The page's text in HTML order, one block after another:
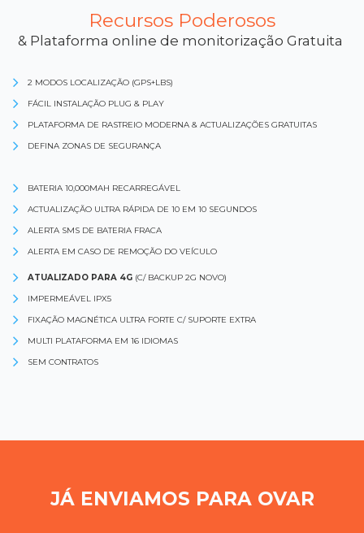
Recursos Poderosos
& Plataforma online de monitorização Gratuita
2 MODOS LOCALIZAÇÃO (GPS+LBS)
FÁCIL INSTALAÇÃO PLUG & PLAY
PLATAFORMA DE RASTREIO MODERNA & ACTUALIZAÇÕES GRATUITAS
DEFINA ZONAS DE SEGURANÇA
BATERIA 10,000MAH RECARREGÁVEL
ACTUALIZAÇÃO ULTRA RÁPIDA DE 10 EM 10 SEGUNDOS
ALERTA SMS DE BATERIA FRACA
ALERTA EM CASO DE REMOÇÃO DO VEÍCULO
ATUALIZADO PARA 4G (C/ BACKUP 2G NOVO)
IMPERMEÁVEL IPX5
FIXAÇÃO MAGNÉTICA ULTRA FORTE C/ SUPORTE EXTRA
MULTI PLATAFORMA EM 16 IDIOMAS
SEM CONTRATOS
JÁ ENVIAMOS PARA OVAR